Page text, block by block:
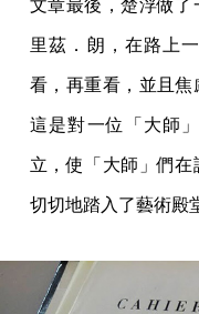
文章最後，楚浮做
里茲．朗，在路上
看，再重看，並且焦
這是對一位「大師
立，使「大師」們
切切地踏入了藝術殿